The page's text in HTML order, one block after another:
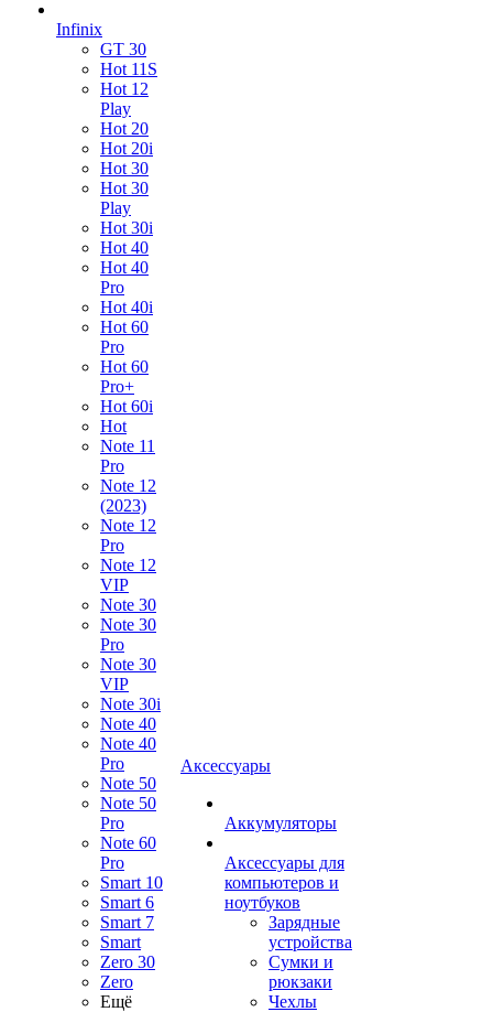
Infinix
GT 30
Hot 11S
Hot 12
Play
Hot 20
Hot 20i
Hot 30
Hot 30
Play
Hot 30i
Hot 40
Hot 40
Pro
Hot 40i
Hot 60
Pro
Hot 60
Pro+
Hot 60i
Hot
Note 11
Pro
Note 12
(2023)
Note 12
Pro
Note 12
VIP
Note 30
Note 30
Pro
Note 30
VIP
Note 30i
Note 40
Note 40
Pro
Note 50
Note 50
Pro
Note 60
Pro
Smart 10
Smart 6
Smart 7
Smart
Zero 30
Zero
Ещё
Аксессуары
Аккумуляторы
Аксессуары для
компьютеров и
ноутбуков
Зарядные
устройства
Сумки и
рюкзаки
Чехлы